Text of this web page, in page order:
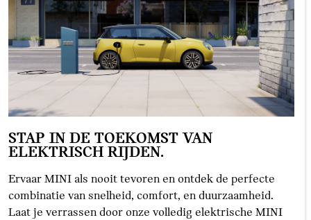
STAP IN DE TOEKOMST VAN
ELEKTRISCH RIJDEN.
Ervaar MINI als nooit tevoren en ontdek de perfecte
combinatie van snelheid, comfort, en duurzaamheid.
Laat je verrassen door onze volledig elektrische MINI